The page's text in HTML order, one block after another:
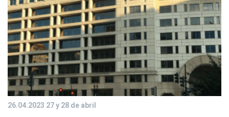
26.04.2023 27 y 28 de abril